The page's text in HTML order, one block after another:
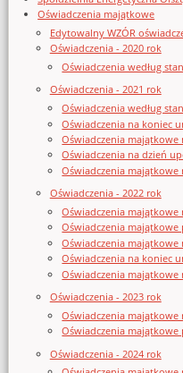
Oświadczenia majątkowe
Edytowalny WZÓR
Oświadczenia - 2020 rok
Oświadczenia według
Oświadczenia - 2021 rok
Oświadczenia według
Oświadczenia na koniec
Oświadczenia majątkowe
Oświadczenia na dzień
Oświadczenia majątkowe
Oświadczenia - 2022 rok
Oświadczenia majątkowe
Oświadczenia
Oświadczenia majątkowe
Oświadczenia na koniec
Oświadczenia
Oświadczenia - 2023 rok
Oświadczenia majątkowe
Oświadczenia
Oświadczenia - 2024 rok